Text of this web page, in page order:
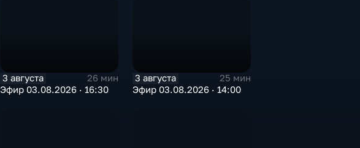
3 августа
26 мин
Эфир 03.08.2026 · 16:30
3 августа
25 мин
Эфир 03.08.2026 · 14:00